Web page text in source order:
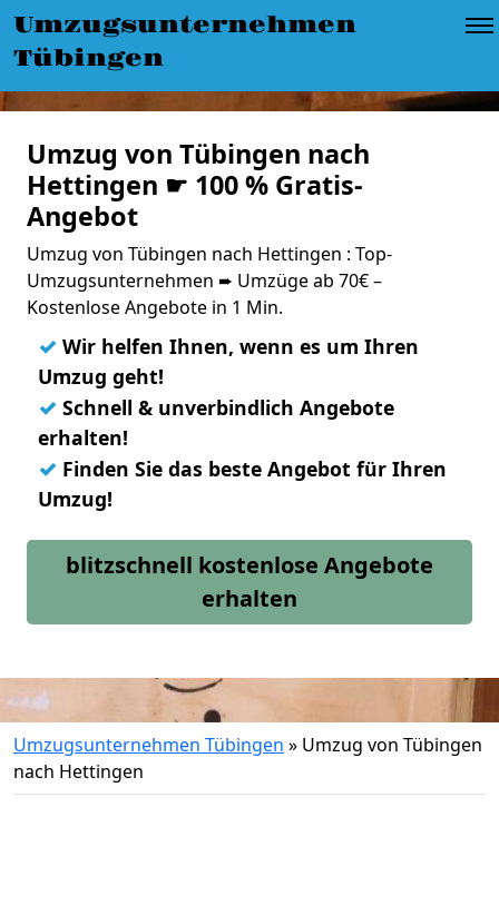
Umzugsunternehmen
Tübingen
Umzug von Tübingen nach
Hettingen ☛ 100 % Gratis-
Angebot
Umzug von Tübingen nach Hettingen : Top-
Umzugsunternehmen ➨ Umzüge ab 70€ –
Kostenlose Angebote in 1 Min.
✓ Wir helfen Ihnen, wenn es um Ihren
Umzug geht!
✓ Schnell & unverbindlich Angebote
erhalten!
✓ Finden Sie das beste Angebot für Ihren
Umzug!
blitzschnell kostenlose Angebote
erhalten
Umzugsunternehmen Tübingen » Umzug von Tübingen
nach Hettingen